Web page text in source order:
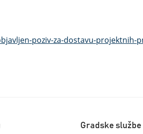
poziv-za-dostavu-projektnih-
Gradske službe